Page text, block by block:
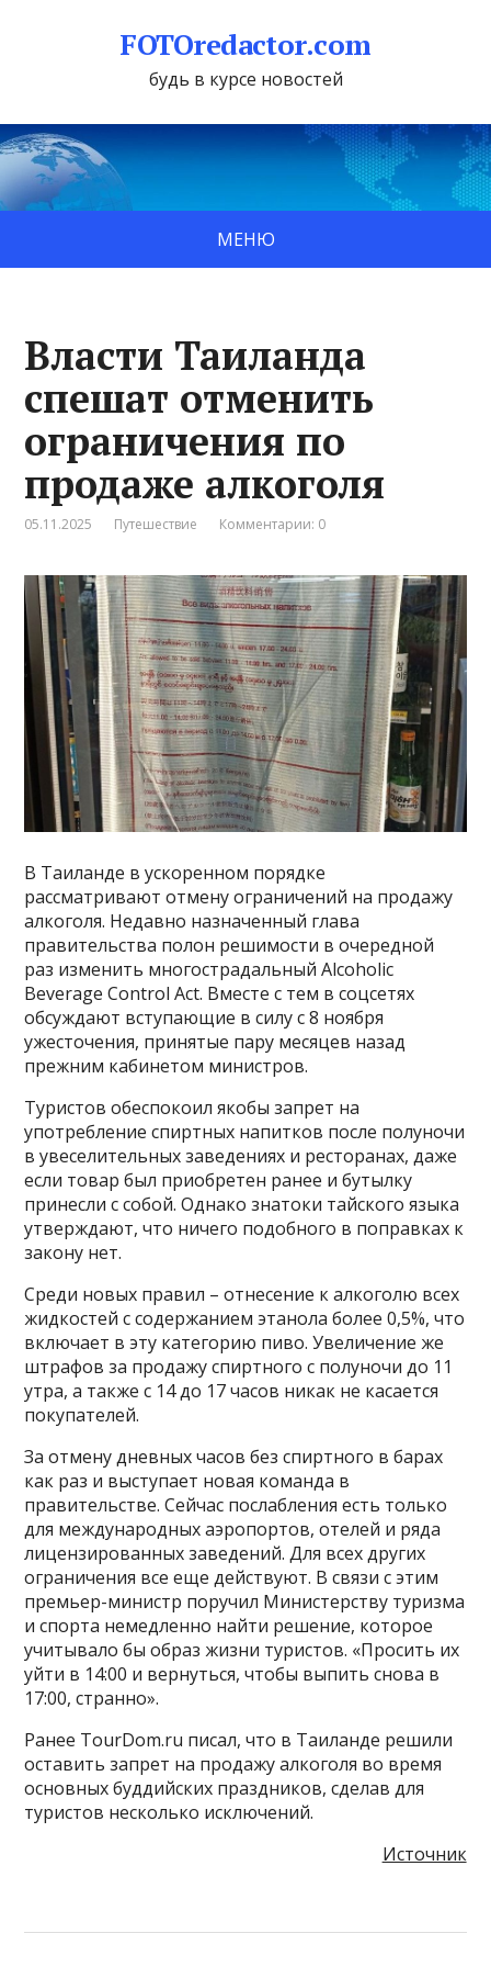
FOTOredactor.com
будь в курсе новостей
МЕНЮ
Власти Таиланда
спешат отменить
ограничения по
продаже алкоголя
05.11.2025 Путешествие Комментарии: 0
В Таиланде в ускоренном порядке
рассматривают отмену ограничений на продажу
алкоголя. Недавно назначенный глава
правительства полон решимости в очередной
раз изменить многострадальный Alcoholic
Beverage Control Act. Вместе с тем в соцсетях
обсуждают вступающие в силу с 8 ноября
ужесточения, принятые пару месяцев назад
прежним кабинетом министров.
Туристов обеспокоил якобы запрет на
употребление спиртных напитков после полуночи
в увеселительных заведениях и ресторанах, даже
если товар был приобретен ранее и бутылку
принесли с собой. Однако знатоки тайского языка
утверждают, что ничего подобного в поправках к
закону нет.
Среди новых правил – отнесение к алкоголю всех
жидкостей с содержанием этанола более 0,5%, что
включает в эту категорию пиво. Увеличение же
штрафов за продажу спиртного с полуночи до 11
утра, а также с 14 до 17 часов никак не касается
покупателей.
За отмену дневных часов без спиртного в барах
как раз и выступает новая команда в
правительстве. Сейчас послабления есть только
для международных аэропортов, отелей и ряда
лицензированных заведений. Для всех других
ограничения все еще действуют. В связи с этим
премьер-министр поручил Министерству туризма
и спорта немедленно найти решение, которое
учитывало бы образ жизни туристов. «Просить их
уйти в 14:00 и вернуться, чтобы выпить снова в
17:00, странно».
Ранее TourDom.ru писал, что в Таиланде решили
оставить запрет на продажу алкоголя во время
основных буддийских праздников, сделав для
туристов несколько исключений.
Источник